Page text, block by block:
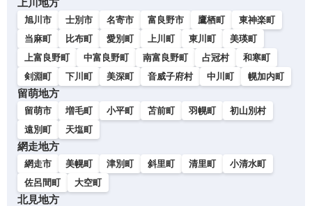
上川地方
旭川市 士別市 名寄市 富良野市 鷹栖町
東神楽町
当麻町
比布町 愛別町 上川町 東川町
美瑛町
上富良野町
中富良野町 南富良野町 占冠村
和寒町
剣淵町
下川町 美深町 音威子府村 中川町 幌加内町
留萌地方
留萌市 増毛町 小平町 苫前町 羽幌町
初山別村
遠別町
天塩町
網走地方
網走市 美幌町 津別町 斜里町 清里町
小清水町
佐呂間町
大空町
北見地方